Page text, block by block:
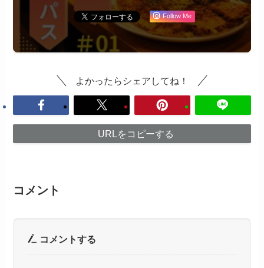
Follow Me
よかったらシェアしてね！
URLをコピーする
コメント
コメントする